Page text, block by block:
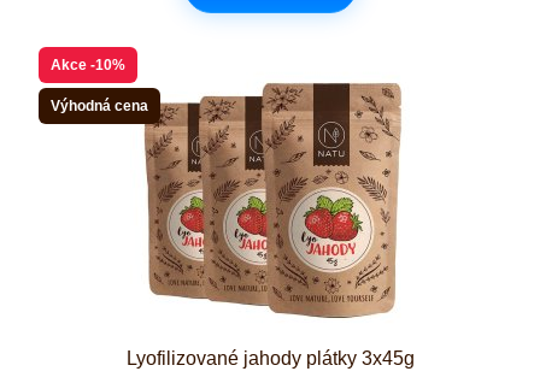
Akce -10%
Výhodná cena
Lyofilizované jahody plátky 3x45g